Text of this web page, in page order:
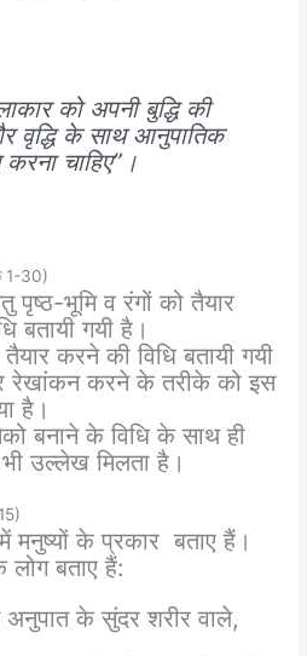
को अपनी बुद्धि की
वृद्धि के साथ आनुपातिक
चाहिए”।
1-30)
पृष्ठ-भूमि व रंगों को तैयार
बतायी गयी है।
करने की विधि बतायी गयी
रेखांकन करने के तरीके को इस
है।
बनाने के विधि के साथ ही
उल्लेख मिलता है।
मनुष्यों के प्रकार बताए हैं।
लोग बताए हैं:
के सुंदर शरीर वाले,